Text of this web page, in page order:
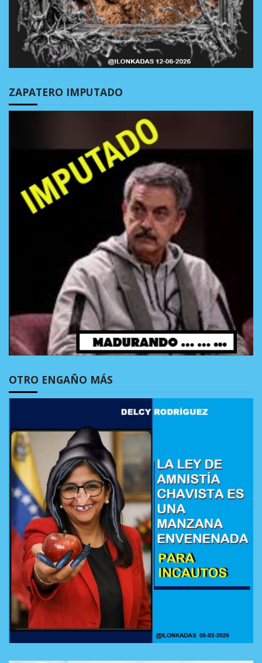
ZAPATERO IMPUTADO
OTRO ENGAÑO MÁS